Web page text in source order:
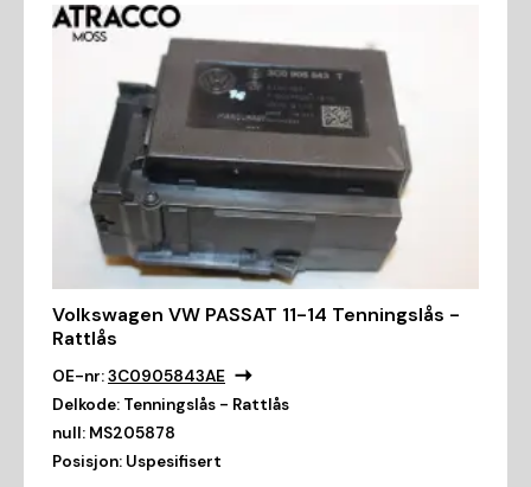
Volkswagen VW PASSAT 11-14 Tenningslås -
Rattlås
OE-nr:3C0905843AE
Delkode: Tenningslås - Rattlås
null: MS205878
Posisjon: Uspesifisert